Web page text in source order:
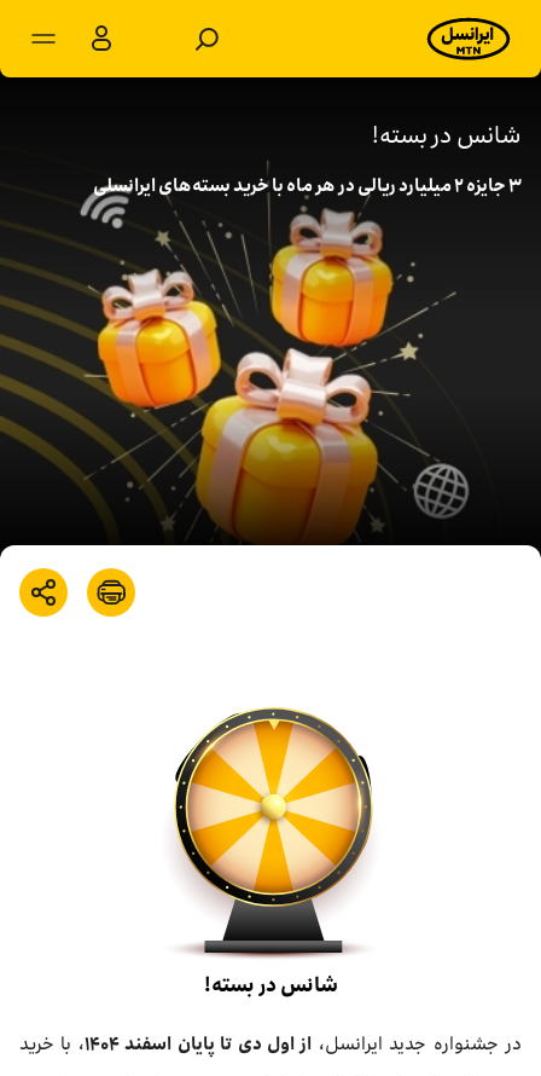
محصولات
سرویس‌های ویژه
EN
شانس در بسته!
۳ جایزه ۲ میلیارد ریالی در هر ماه با خرید بسته‌های ایرانسلی
شانس در بسته!
در جشنواره جدید ایرانسل، از اول دی تا پایان اسفند ۱۴۰۴
، با خرید